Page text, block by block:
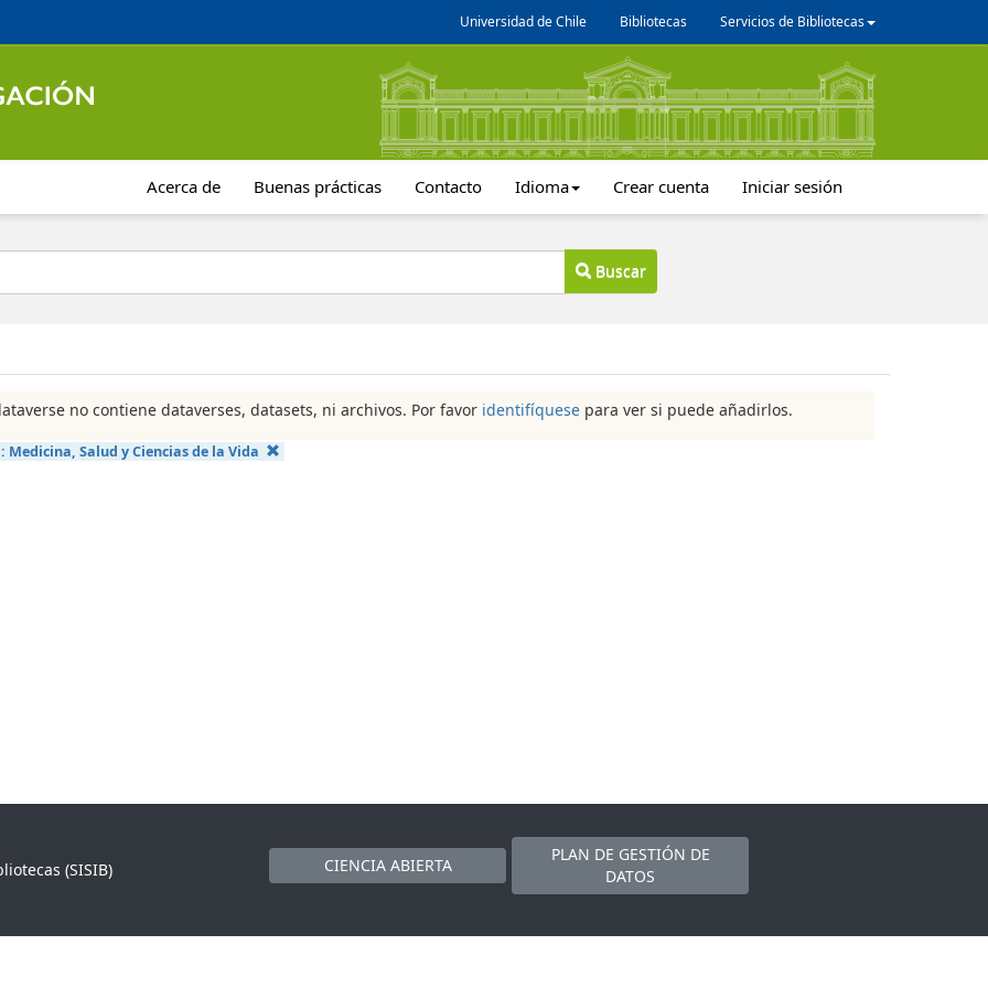
Universidad de Chile Bibliotecas Servicios de Bibliotecas
Acerca de Buenas prácticas Contacto Idioma Crear cuenta Iniciar sesión
Buscar
no contiene dataverses, datasets, ni archivos. Por favor identifíquese para ver si puede añadirlos.
Medicina, Salud y Ciencias de la Vida
(SISIB)
CIENCIA ABIERTA
PLAN DE GESTIÓN DE
DATOS